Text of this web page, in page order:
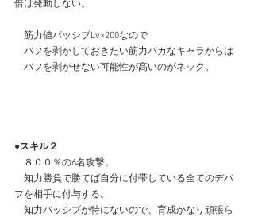
倍は発動しない。
筋力値パッシブLv×200なので
バフを剥がしておきたい筋力バカなキャラからは
バフを剥がせない可能性が高いのがネック。
●スキル２
８００％の6名攻撃。
知力勝負で勝てば自分に付帯している全てのデバ
フを相手に付与する。
知力パッシブが特にないので、育成かなり頑張ら